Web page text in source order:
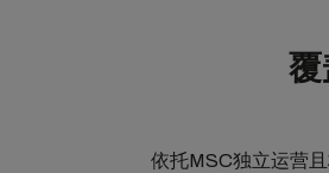
覆
依托MSC独立运营